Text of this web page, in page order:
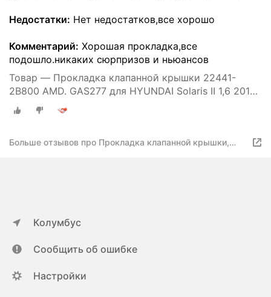
Недостатки: Нет недостатков,все хорошо
Комментарий: Хорошая прокладка,все
подошло.никаких сюрпризов и ньюансов
Товар — Прокладка клапанной крышки 22441-
2B800 AMD. GAS277 для HYUNDAI Solaris II 1,6 2017-
Creta 1,6 2016- KIA Rio IV 1,6 2017-
Больше отзывов про Прокладка клапанной крышки,
Колумбус
Сообщить об ошибке
Настройки